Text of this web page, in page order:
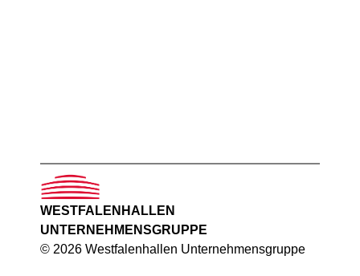
WESTFALENHALLEN
UNTERNEHMENSGRUPPE
© 2026 Westfalenhallen Unternehmensgruppe